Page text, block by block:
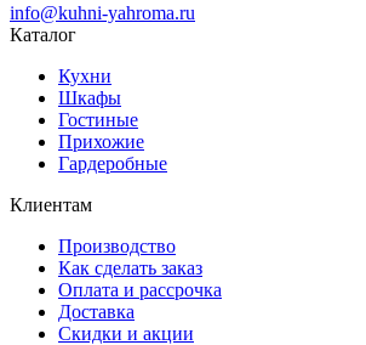
info@kuhni-yahroma.ru
Каталог
Кухни
Шкафы
Гостиные
Прихожие
Гардеробные
Клиентам
Производство
Как сделать заказ
Оплата и рассрочка
Доставка
Скидки и акции